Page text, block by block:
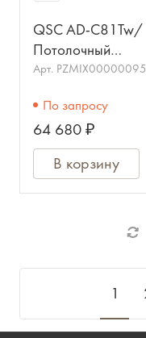
QSC AD-C81Tw/
Потолочный
сабвуфер 8";
Арт.
По запросу
64 680 ₽
В корзину
1